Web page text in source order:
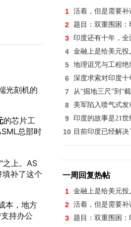
光刻机的
的芯片工
总部时
之上。AS
填补了这个
本，地方
持办公
1 活着，但是需要补
2 题目：双重围困：
3 印度还有十年，
4 金融上是给美元投
5 地理诅咒与工程绝
6 深度求索对印度
7 从“掘地三尺”到“
8 美军陷入喷气式发
9 印度的故事是21
10 目前印度已经解
一周回复热帖
1 金融上是给美元投
2 活着，但是需要补
3 题目：双重围困：